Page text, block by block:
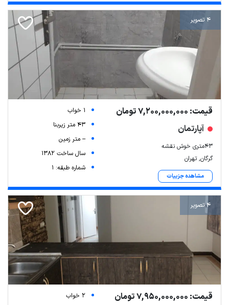
4 تصویر
قیمت: 7,200,000,000 تومان
آپارتمان
۴۳متری خوش نقشه
گرگان, تهران
مشاهده جزییات
1 خواب
43 متر زیربنا
-- متر زمین
سال ساخت 1382
شماره طبقه: 1
4 تصویر
قیمت: 7,950,000,000 تومان
2 خواب